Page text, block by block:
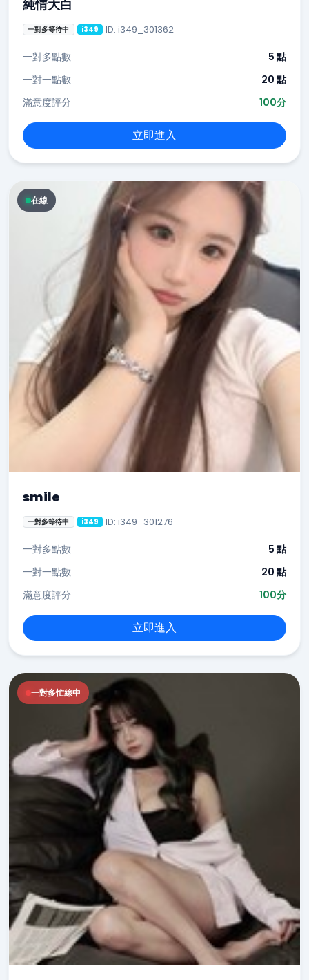
純情大白
一對多等待中 i349 ID: i349_301362
一對多點數
5 點
一對一點數
20 點
滿意度評分
100分
立即進入
在線
smile
一對多等待中 i349 ID: i349_301276
一對多點數
5 點
一對一點數
20 點
滿意度評分
100分
立即進入
一對多忙線中